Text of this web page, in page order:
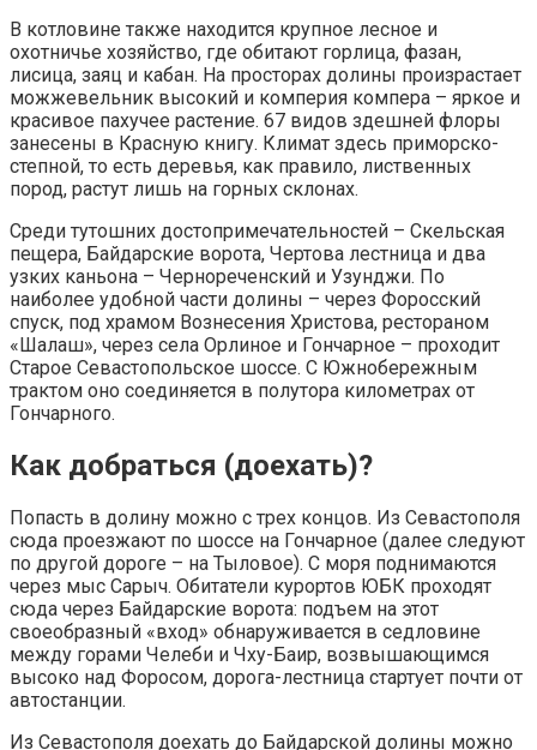
В котловине также находится крупное лесное и
охотничье хозяйство, где обитают горлица, фазан,
лисица, заяц и кабан. На просторах долины произрастает
можжевельник высокий и комперия компера – яркое и
красивое пахучее растение. 67 видов здешней флоры
занесены в Красную книгу. Климат здесь приморско-
степной, то есть деревья, как правило, лиственных
пород, растут лишь на горных склонах.
Среди тутошних достопримечательностей – Скельская
пещера, Байдарские ворота, Чертова лестница и два
узких каньона – Чернореченский и Узунджи. По
наиболее удобной части долины – через Форосский
спуск, под храмом Вознесения Христова, рестораном
«Шалаш», через села Орлиное и Гончарное – проходит
Старое Севастопольское шоссе. С Южнобережным
трактом оно соединяется в полутора километрах от
Гончарного.
Как добраться (доехать)?
Попасть в долину можно с трех концов. Из Севастополя
сюда проезжают по шоссе на Гончарное (далее следуют
по другой дороге – на Тыловое). С моря поднимаются
через мыс Сарыч. Обитатели курортов ЮБК проходят
сюда через Байдарские ворота: подъем на этот
своеобразный «вход» обнаруживается в седловине
между горами Челеби и Чху-Баир, возвышающимся
высоко над Форосом, дорога-лестница стартует почти от
автостанции.
Из Севастополя доехать до Байдарской долины можно